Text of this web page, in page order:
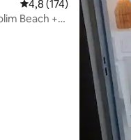
102 omtaler
4,8 ud af 5 i
4,8 (174)
Beach +